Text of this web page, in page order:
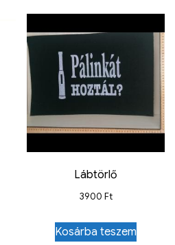
Lábtörlő
3900 Ft
Kosárba teszem